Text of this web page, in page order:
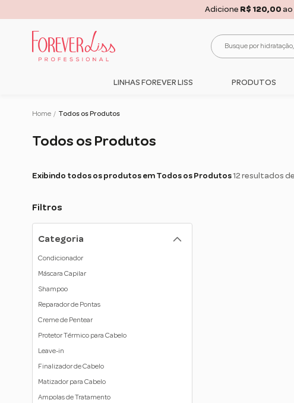
FRETE GRÁTIS
LINHAS FOREVER LISS PRODUTOS
Home / Todos os Produtos
Todos os Produtos
Exibindo todos os produtos em Todos os Produtos12 resultados de
Filtros
Categoria
Condicionador
Máscara Capilar
Shampoo
Reparador de Pontas
Creme de Pentear
Protetor Térmico para Cabelo
Leave-in
Finalizador de Cabelo
Matizador para Cabelo
Ampolas de Tratamento